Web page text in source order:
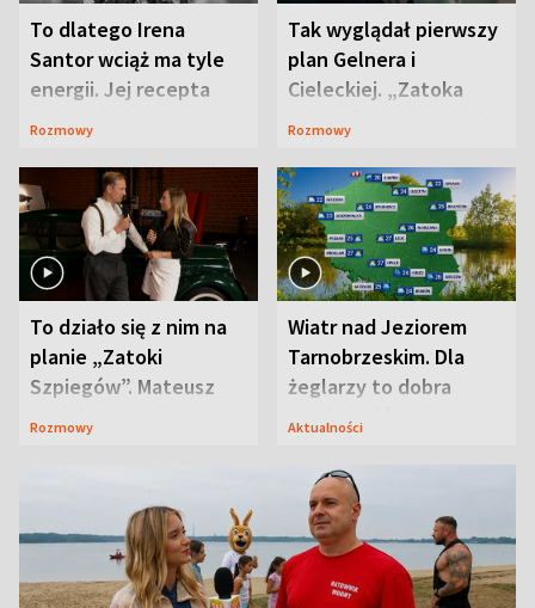
To dlatego Irena
Santor wciąż ma tyle
energii. Jej recepta
jest zaskakująco
Rozmowy
Tak wyglądał pierwszy
plan Gelnera i
Cieleckiej. „Zatoka
szpiegów” od razu ich
Rozmowy
To działo się z nim na
planie „Zatoki
Szpiegów”. Mateusz
Janicki odsłonił
Rozmowy
Wiatr nad Jeziorem
Tarnobrzeskim. Dla
żeglarzy to dobra
wiadomość
Aktualności